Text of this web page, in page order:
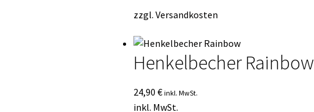
zzgl. Versandkosten
Henkelbecher Rainbow
24,90 € inkl. MwSt.
inkl. MwSt.